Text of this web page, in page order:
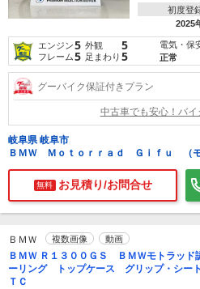
初度登
2025
エンジン5 外観 5
フレーム5 足まわり 5
電気・保
正常
グーバイク保証付きプラン
中古車でも安心！バイ
岐阜県 岐阜市
ＢＭＷ Ｍｏｔｏｒｒａｄ Ｇｉｆｕ （モ
無料 お見積り/お問合せ
ＢＭＷ 複数画像 動画
ＢＭＷ Ｒ１３００ＧＳ ＢＭＷモトラッ
ーリング トップケース グリップ・シー
ＴＣ